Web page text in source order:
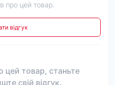
про цей товар.
відгук
цей товар, станьте
свій відгук.